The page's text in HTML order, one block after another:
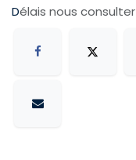
Délais nous consulter